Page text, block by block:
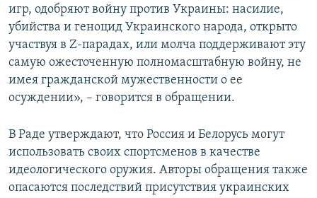
игр, одобряют войну против Украины: насилие,
убийства и геноцид Украинского народа, открыто
участвуя в Z-парадах, или молча поддерживают эту
самую ожесточенную полномасштабную войну, не
имея гражданской мужественности о ее
осуждении», – говорится в обращении.
В Раде утверждают, что Россия и Белорусь могут
использовать своих спортсменов в качестве
идеологического оружия. Авторы обращения также
опасаются последствий присутствия украинских